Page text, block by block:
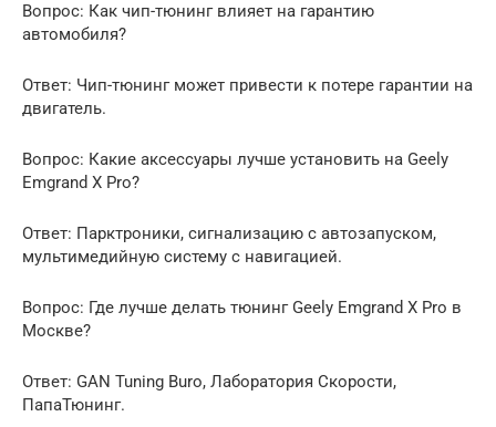
Вопрос: Как чип-тюнинг влияет на гарантию
автомобиля?
Ответ: Чип-тюнинг может привести к потере гарантии на
двигатель.
Вопрос: Какие аксессуары лучше установить на Geely
Emgrand X Pro?
Ответ: Парктроники, сигнализацию с автозапуском,
мультимедийную систему с навигацией.
Вопрос: Где лучше делать тюнинг Geely Emgrand X Pro в
Москве?
Ответ: GAN Tuning Buro, Лаборатория Скорости,
ПапаТюнинг.